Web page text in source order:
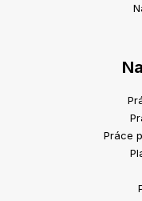
Práce